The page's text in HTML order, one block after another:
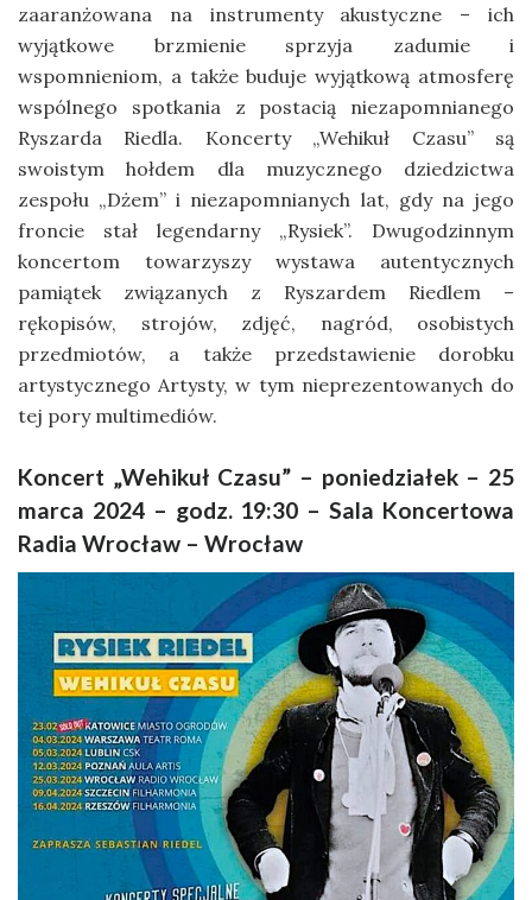
zaaranżowana na instrumenty akustyczne – ich
wyjątkowe brzmienie sprzyja zadumie i
wspomnieniom, a także buduje wyjątkową atmosferę
wspólnego spotkania z postacią niezapomnianego
Ryszarda Riedla. Koncerty „Wehikuł Czasu” są
swoistym hołdem dla muzycznego dziedzictwa
zespołu „Dżem” i niezapomnianych lat, gdy na jego
froncie stał legendarny „Rysiek”. Dwugodzinnym
koncertom towarzyszy wystawa autentycznych
pamiątek związanych z Ryszardem Riedlem –
rękopisów, strojów, zdjęć, nagród, osobistych
przedmiotów, a także przedstawienie dorobku
artystycznego Artysty, w tym nieprezentowanych do
tej pory multimediów.
Koncert „Wehikuł Czasu” – poniedziałek – 25
marca 2024 – godz. 19:30 – Sala Koncertowa
Radia Wrocław – Wrocław